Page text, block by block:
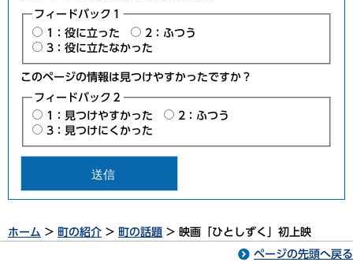
フィードバック１
1：役に立った
2：ふつう
3：役に立たなかった
このページの情報は見つけやすかったですか？
フィードバック２
1：見つけやすかった
2：ふつう
3：見つけにくかった
ホーム > 町の紹介 > 町の話題 > 映画「ひとしずく」初上映
ページの先頭へ戻る